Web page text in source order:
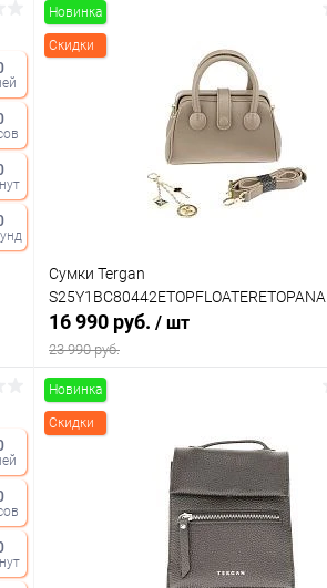
В наличии
Новинка
Скидки
Сумки Tergan
16 990 руб. / шт
23 990 руб.
Купить в 1 клик
В наличии
Новинка
Скидки